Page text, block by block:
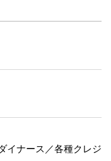
イナース／各種クレジ